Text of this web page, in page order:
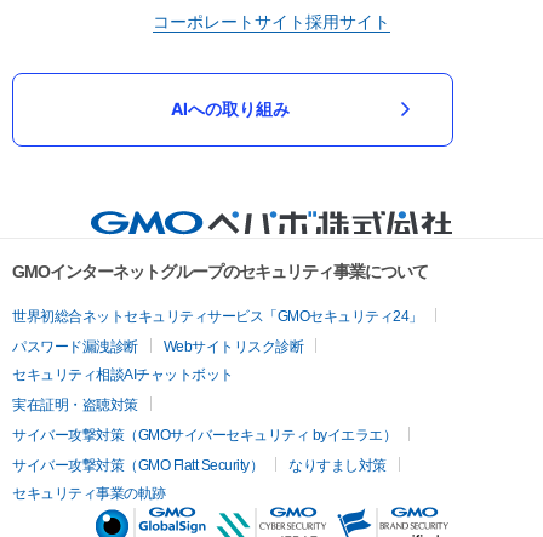
コーポレートサイト採用サイト
AIへの取り組み
GMOインターネットグループのセキュリティ事業について
世界初総合ネットセキュリティサービス「GMOセキュリティ24」
パスワード漏洩診断
Webサイトリスク診断
セキュリティ相談AIチャットボット
実在証明・盗聴対策
サイバー攻撃対策（GMOサイバーセキュリティ byイエラエ）
サイバー攻撃対策（GMO Flatt Security）
なりすまし対策
セキュリティ事業の軌跡